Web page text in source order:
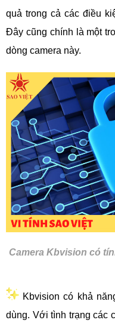
quả trong cả các điều
Đây cũng chính là một
dòng camera này.
Camera Kbvision có
Kbvision có khả
dùng. Với tình trạng các